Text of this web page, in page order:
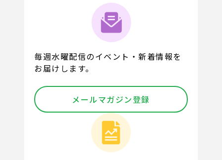
毎週水曜配信のイベント・新着情報を
お届けします。
メールマガジン登録